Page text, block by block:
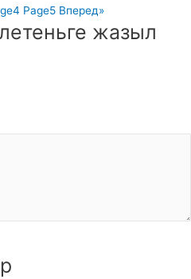
4 Page5 Вперед»
жазыл